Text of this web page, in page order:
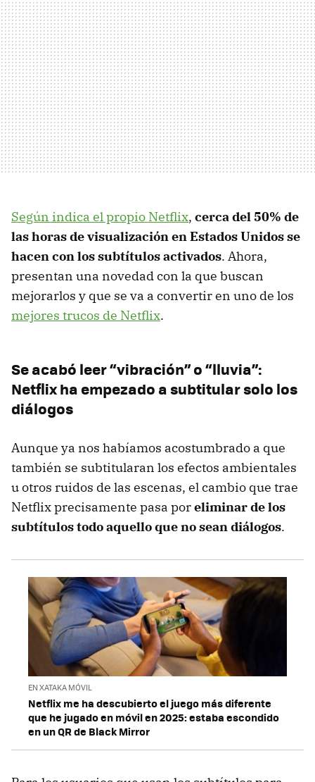
Según indica el propio Netflix, cerca del 50% de
las horas de visualización en Estados Unidos se
hacen con los subtítulos activados. Ahora,
presentan una novedad con la que buscan
mejorarlos y que se va a convertir en uno de los
mejores trucos de Netflix.
Se acabó leer “vibración” o “lluvia”:
Netflix ha empezado a subtitular solo los
diálogos
Aunque ya nos habíamos acostumbrado a que
también se subtitularan los efectos ambientales
u otros ruidos de las escenas, el cambio que trae
Netflix precisamente pasa poreliminar de los
subtítulos todo aquello que no sean diálogos.
EN XATAKA MÓVIL
Netflix me ha descubierto el juego más diferente
que he jugado en móvil en 2025: estaba escondido
en un QR de Black Mirror